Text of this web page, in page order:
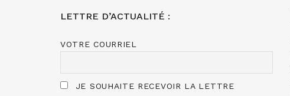
LETTRE D’ACTUALITÉ :
VOTRE COURRIEL
JE SOUHAITE RECEVOIR LA LETTRE